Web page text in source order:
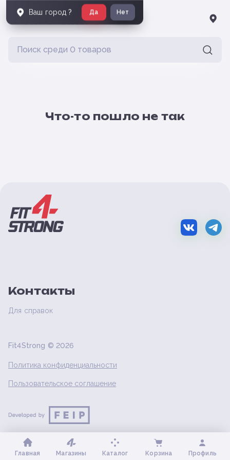
Что-то пошло не так
Контакты
Для справок
Fit4Strong © 2026
Политика конфиденциальности
Пользовательское соглашение
Главная Магазины Каталог Корзина Профиль
Ваш город ? Да Нет